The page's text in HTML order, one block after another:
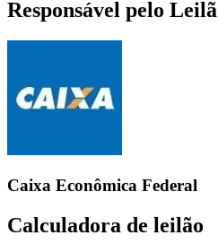
Responsável pelo
Caixa Econômica Federal
Calculadora de leilão